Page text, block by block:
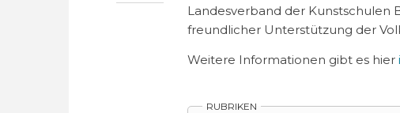
Landesverband der
freundlicher Unterstützung der
Weitere Informationen gibt es hier
RUBRIKEN